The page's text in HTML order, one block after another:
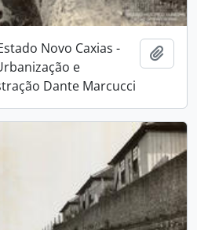
Novo Caxias -
e
Dante Marcucci